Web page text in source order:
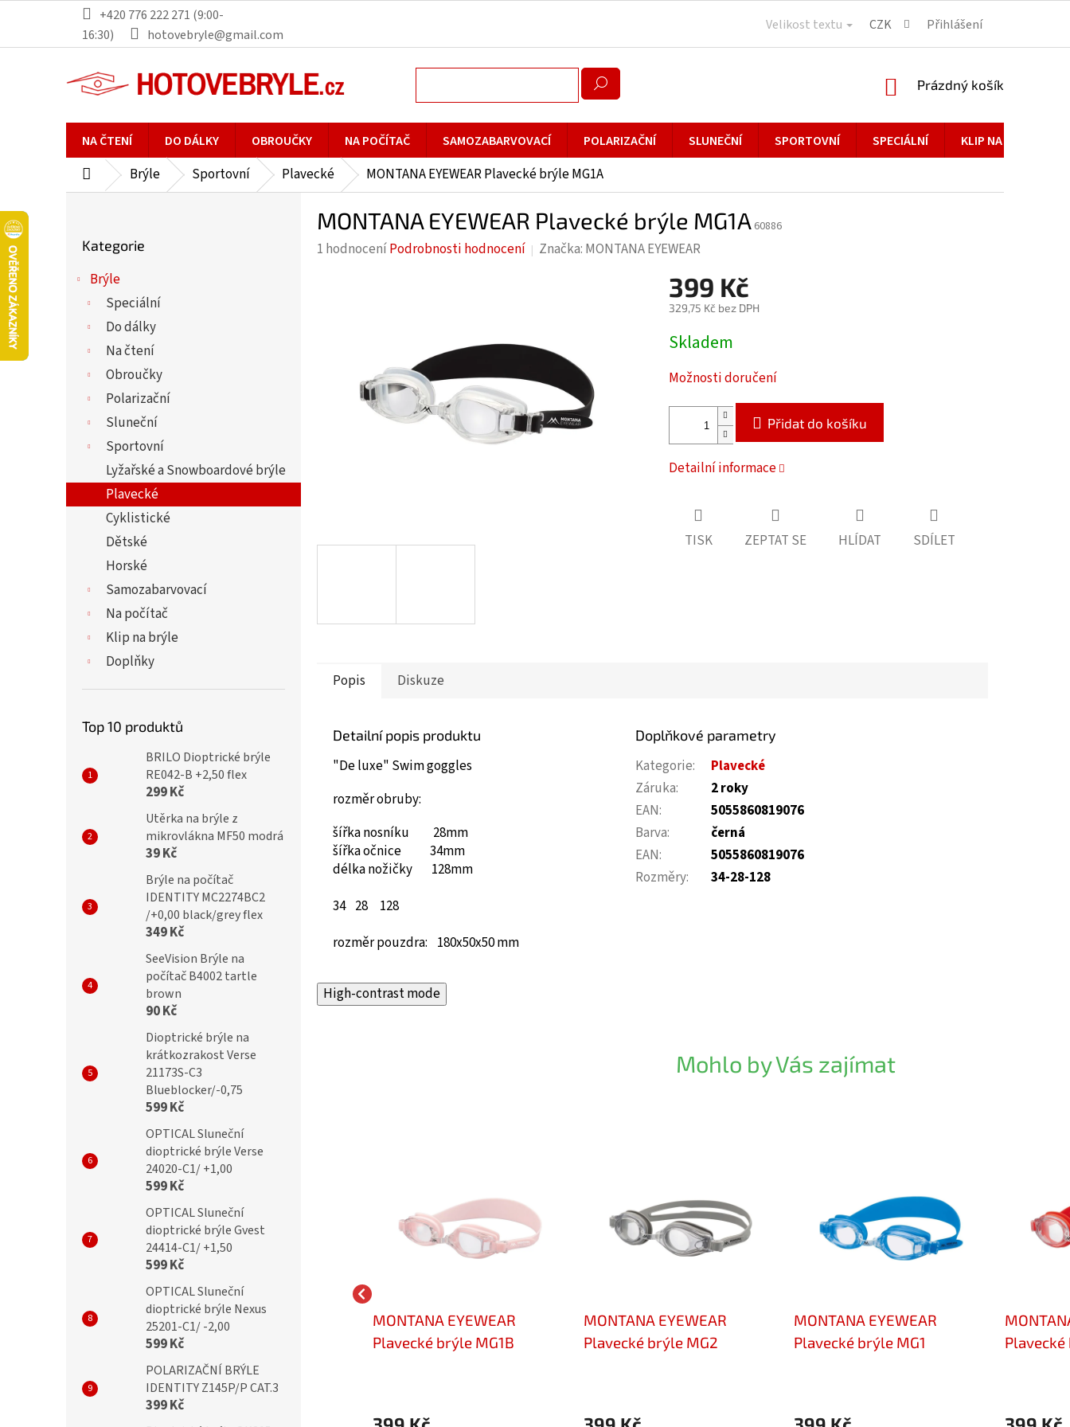
obsah
+420 776 222 271 (9:00-
16:30)
hotovebryle@gmail.com
Velikost textu CZK Přihlášení
NÁKUPNÍ
Prázdný košík
NA ČTENÍ DO DÁLKY OBROUČKY NA POČÍTAČ SAMOZABARVOVACÍ POLARIZAČNÍ SLUNEČNÍ SPORTOVNÍ SPECIÁLNÍ KLIP NA BRÝLE
DomůBrýle Sportovní Plavecké MONTANA EYEWEAR Plavecké brýle MG1A
kategorie
Kategorie
Brýle
Speciální
Do dálky
Na čtení
Obroučky
Polarizační
Sluneční
Sportovní
Lyžařské a Snowboardové brýle
Plavecké
Cyklistické
Dětské
Horské
Samozabarvovací
Na počítač
Klip na brýle
Doplňky
Top 10 produktů
BRILO Dioptrické brýle
RE042-B +2,50 flex
299 Kč
Utěrka na brýle z
mikrovlákna MF50 modrá
39 Kč
Brýle na počítač
IDENTITY MC2274BC2
/+0,00 black/grey flex
349 Kč
SeeVision Brýle na
počítač B4002 tartle
brown
90 Kč
Dioptrické brýle na
krátkozrakost Verse
21173S-C3
Blueblocker/-0,75
599 Kč
OPTICAL Sluneční
dioptrické brýle Verse
24020-C1/ +1,00
599 Kč
OPTICAL Sluneční
dioptrické brýle Gvest
24414-C1/ +1,50
599 Kč
OPTICAL Sluneční
dioptrické brýle Nexus
25201-C1/ -2,00
599 Kč
POLARIZAČNÍ BRÝLE
IDENTITY Z145P/P CAT.3
399 Kč
MONTANA EYEWEAR Plavecké brýle MG1A 60886
Průměrné
hvězdiček.
1 hodnoceníPodrobnosti hodnocení Značka: MONTANA EYEWEAR
399 Kč
329,75 Kč bez DPH
Měrná
cena:
Skladem
Možnosti doručení
Přidat do košíku
Detailní informace
TISK ZEPTAT SE HLÍDAT SDÍLET
Popis Diskuze
Detailní popis produktu
"De luxe" Swim goggles
rozměr obruby:
šířka nosníku 28mm
šířka očnice 34mm
délka nožičky 128mm
3428 128
rozměr pouzdra: 180x50x50 mm
Doplňkové parametry
Kategorie:
Plavecké
Záruka:
2 roky
EAN:
5055860819076
Barva:
černá
EAN:
5055860819076
Rozměry: 34-28-128
High-contrast mode
Mohlo by Vás zajímat
EYEWEAR
MONTANA EYEWEAR
MONTANA SP312D Cat.3
MONTANA EYEWEAR
Plavecké brýle MG1B
MONTANA EYEWEAR
Plavecké brýle MG2
MONTANA EYEWEAR
Plavecké brýle MG1